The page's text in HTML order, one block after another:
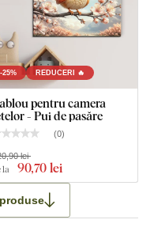
-25% REDUCERI 🔥
pentru camera
- Pui de pasăre
(0)
la 90,70 lei
lei